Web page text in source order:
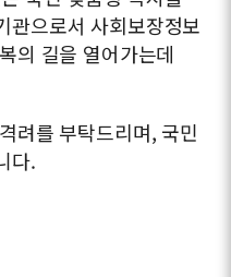
관으로서 사회보장정보
의 길을 열어가는데
려를 부탁드리며, 국민
다.